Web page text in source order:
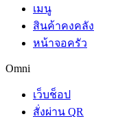
เมนู
สินค้าคงคลัง
หน้าจอครัว
Omni
เว็บช็อป
สั่งผ่าน QR